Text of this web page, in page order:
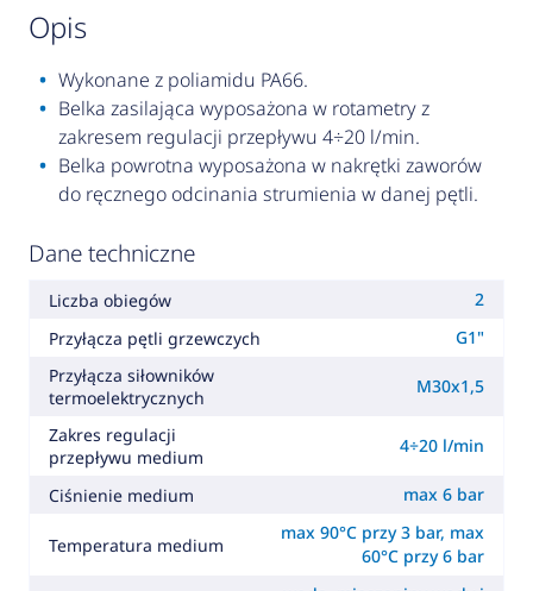
opis
Wykonane z poliamidu PA66.
Belka zasilająca wyposażona w rotametry z
zakresem regulacji przepływu 4÷20 l/min.
Belka powrotna wyposażona w nakrętki zaworów
do ręcznego odcinania strumienia w danej pętli.
Dane techniczne
Liczba obiegów
2
Przyłącza pętli grzewczych
G1"
Przyłącza siłowników
termoelektrycznych
M30x1,5
Zakres regulacji
przepływu medium
4÷20 l/min
Ciśnienie medium max 6 bar
Temperatura medium
max 90°C przy 3 bar, max
60°C przy 6 bar